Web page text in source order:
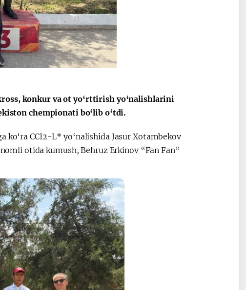
va
Oʻzbekiston va
Pokiston hamkorligi
konkur va ot yo‘rttirish yo‘nalishlarini
chempionati bo‘lib o‘tdi.
ko‘ra CCI2-L* yo‘nalishida Jasur Xotambekov
otida kumush, Behruz Erkinov “Fan Fan”